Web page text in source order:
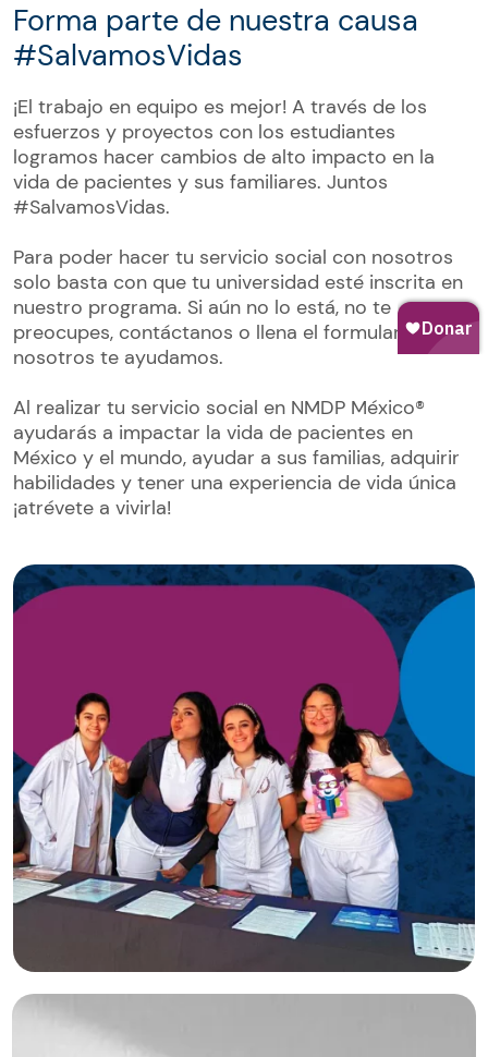
Forma parte de nuestra causa
#SalvamosVidas
¡El trabajo en equipo es mejor! A través de los
esfuerzos y proyectos con los estudiantes
logramos hacer cambios de alto impacto en la
vida de pacientes y sus familiares. Juntos
#SalvamosVidas.
Para poder hacer tu servicio social con nosotros
solo basta con que tu universidad esté inscrita en
nuestro programa. Si aún no lo está, no te
preocupes, contáctanos o llena el formulario y
nosotros te ayudamos.
Al realizar tu servicio social en NMDP México®
ayudarás a impactar la vida de pacientes en
México y el mundo, ayudar a sus familias, adquirir
habilidades y tener una experiencia de vida única
¡atrévete a vivirla!